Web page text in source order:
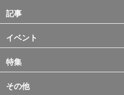
記事
イベント
特集
その他